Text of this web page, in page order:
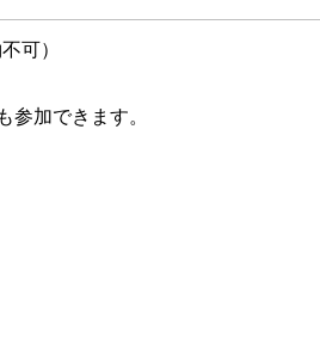
可）
加できます。